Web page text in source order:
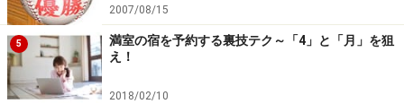
2007/08/15
5
満室の宿を予約する裏技テク～「4」と「月」を狙
え！
2018/02/10